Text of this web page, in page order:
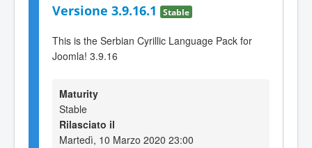
Versione 3.9.16.1 Stable
This is the Serbian Cyrillic Language Pack for
Joomla! 3.9.16
Maturity
Stable
Rilasciato il
Martedì, 10 Marzo 2020 23:00